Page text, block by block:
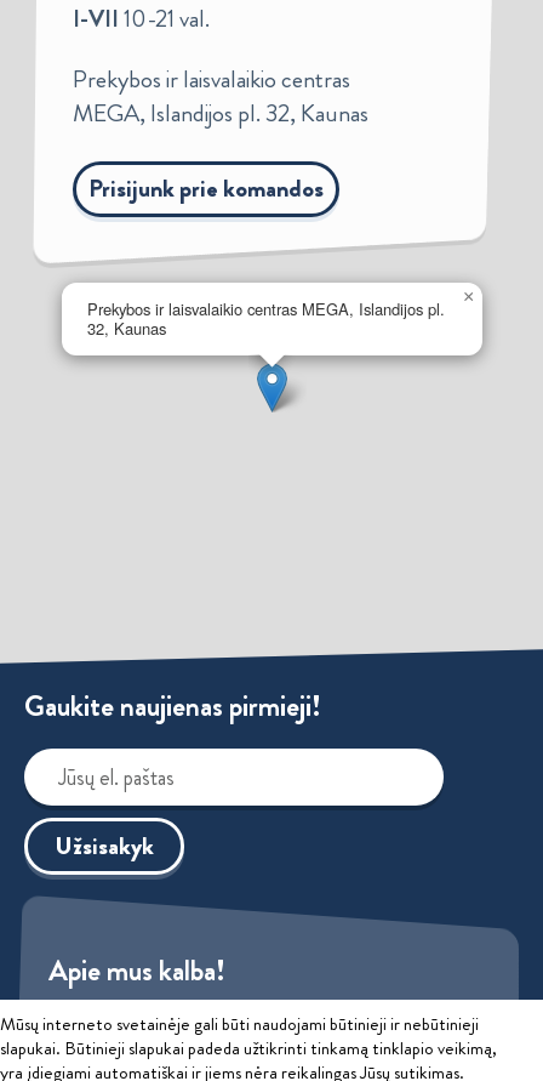
Prekybos ir laisvalaikio centras MEGA, Islandijos pl.
32, Kaunas
×
I-VII10-21 val.
Prekybos ir laisvalaikio centras
MEGA, Islandijos pl. 32, Kaunas
Prisijunk prie komandos
Gaukite naujienas pirmieji!
Užsisakyk
Apie mus kalba!
Sužinok
Mūsų interneto svetainėje gali būti naudojami būtinieji ir nebūtinieji
slapukai. Būtinieji slapukai padeda užtikrinti tinkamą tinklapio veikimą,
yra įdiegiami automatiškai ir jiems nėra reikalingas Jūsų sutikimas.